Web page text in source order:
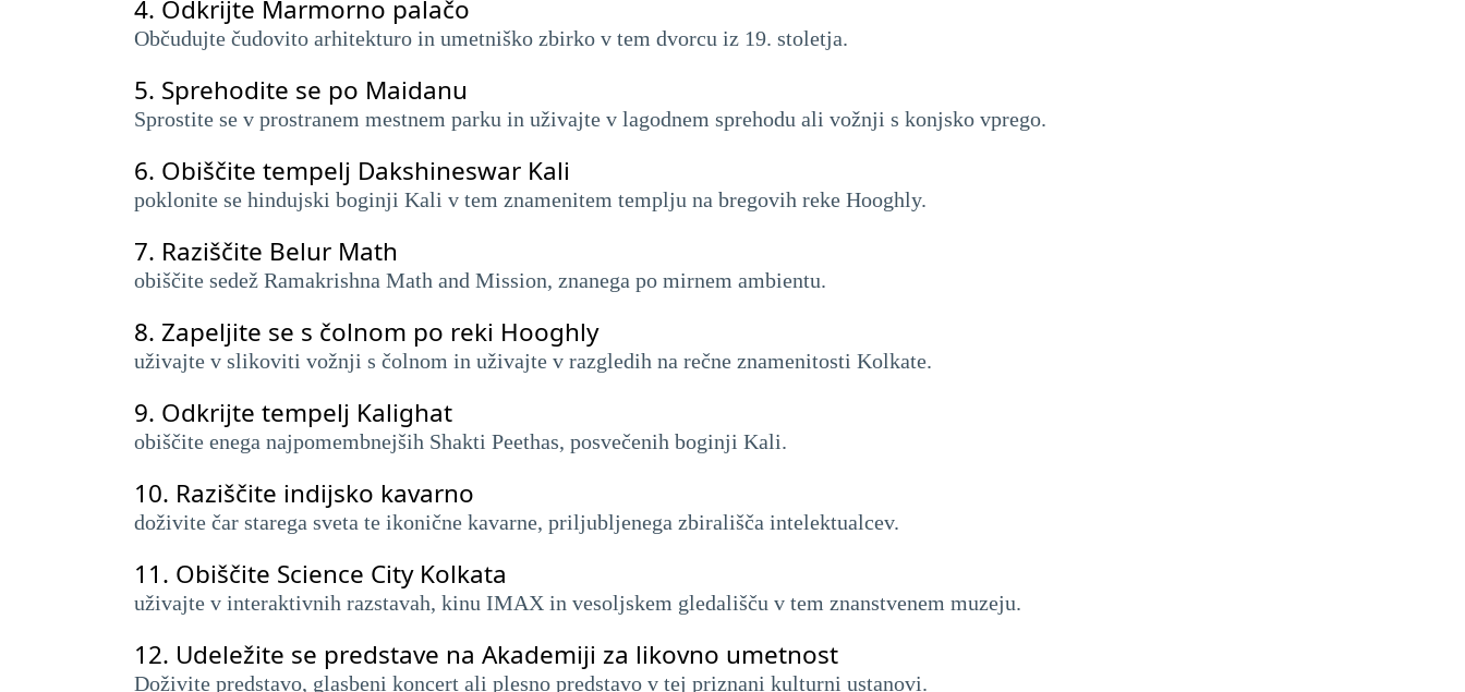
4. Odkrijte Marmorno palačo
Občudujte čudovito arhitekturo in umetniško zbirko v tem dvorcu iz 19. stoletja.
5. Sprehodite se po Maidanu
Sprostite se v prostranem mestnem parku in uživajte v lagodnem sprehodu ali vožnji s konjsko vprego.
6. Obiščite tempelj Dakshineswar Kali
poklonite se hindujski boginji Kali v tem znamenitem templju na bregovih reke Hooghly.
7. Raziščite Belur Math
obiščite sedež Ramakrishna Math and Mission, znanega po mirnem ambientu.
8. Zapeljite se s čolnom po reki Hooghly
uživajte v slikoviti vožnji s čolnom in uživajte v razgledih na rečne znamenitosti Kolkate.
9. Odkrijte tempelj Kalighat
obiščite enega najpomembnejših Shakti Peethas, posvečenih boginji Kali.
10. Raziščite indijsko kavarno
doživite čar starega sveta te ikonične kavarne, priljubljenega zbirališča intelektualcev.
11. Obiščite Science City Kolkata
uživajte v interaktivnih razstavah, kinu IMAX in vesoljskem gledališču v tem znanstvenem muzeju.
12. Udeležite se predstave na Akademiji za likovno umetnost
Doživite predstavo, glasbeni koncert ali plesno predstavo v tej priznani kulturni ustanovi.